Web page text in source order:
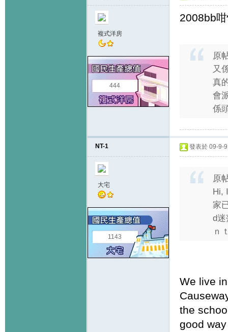
複式洋房
444
2008bb
原
又
真
會
係
NT-1
大宅
1143
發表於 09-9-
原
Hi,
家
d
ｎ
We live
the
good